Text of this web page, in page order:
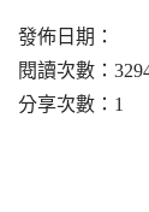
發佈日期：
閱讀次數：
分享次數：1